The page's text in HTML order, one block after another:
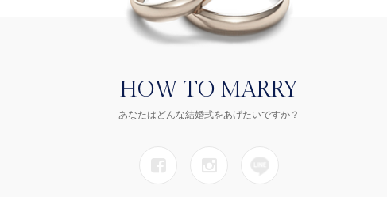
HOW TO MARRY
あなたはどんな結婚式をあげたいですか？